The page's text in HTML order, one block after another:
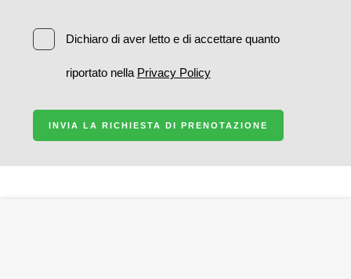
Dichiaro di aver letto e di accettare quanto
riportato nella Privacy Policy
INVIA LA RICHIESTA DI PRENOTAZIONE